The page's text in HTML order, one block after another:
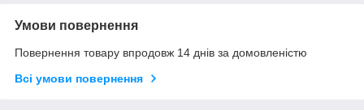
Умови повернення
Повернення товару впродовж 14 днів за домовленістю
Всі умови повернення